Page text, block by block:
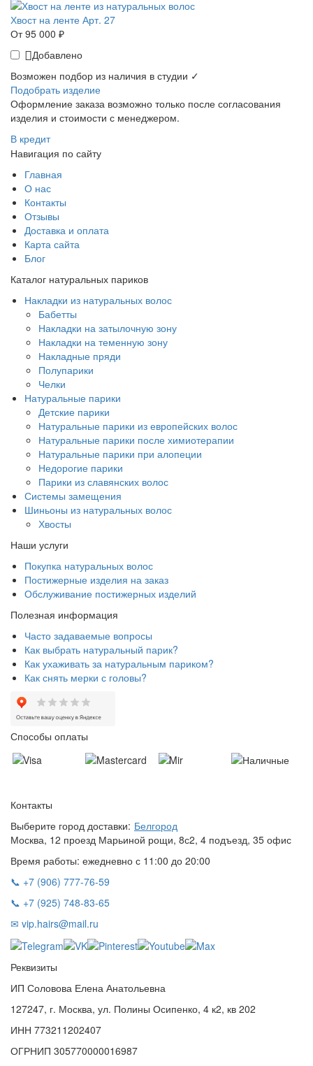
Хвост на ленте Арт. 27
От 95 000 ₽
Добавлено
Возможен подбор из наличия в студии ✓
Подобрать изделие
Оформление заказа возможно только после согласования
изделия и стоимости с менеджером.
В кредит
Навигация по сайту
Главная
О нас
Контакты
Отзывы
Доставка и оплата
Карта сайта
Блог
Каталог натуральных париков
Накладки из натуральных волос
Бабетты
Накладки на затылочную зону
Накладки на теменную зону
Накладные пряди
Полупарики
Челки
Натуральные парики
Детские парики
Натуральные парики из европейских волос
Натуральные парики после химиотерапии
Натуральные парики при алопеции
Недорогие парики
Парики из славянских волос
Системы замещения
Шиньоны из натуральных волос
Хвосты
Наши услуги
Покупка натуральных волос
Постижерные изделия на заказ
Обслуживание постижерных изделий
Полезная информация
Часто задаваемые вопросы
Как выбрать натуральный парик?
Как ухаживать за натуральным париком?
Как снять мерки с головы?
Способы оплаты
Контакты
Выберите город доставки: Белгород
Москва, 12 проезд Марьиной рощи, 8с2, 4 подъезд, 35 офис
Время работы: ежедневно с 11:00 до 20:00
📞 +7 (906) 777-76-59
📞 +7 (925) 748-83-65
✉ vip.hairs@mail.ru
Реквизиты
ИП Соловова Елена Анатольевна
127247, г. Москва, ул. Полины Осипенко, 4 к2, кв 202
ИНН 773211202407
ОГРНИП 305770000016987